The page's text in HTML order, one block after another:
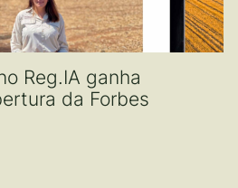
Reg.IA ganha
da Forbes